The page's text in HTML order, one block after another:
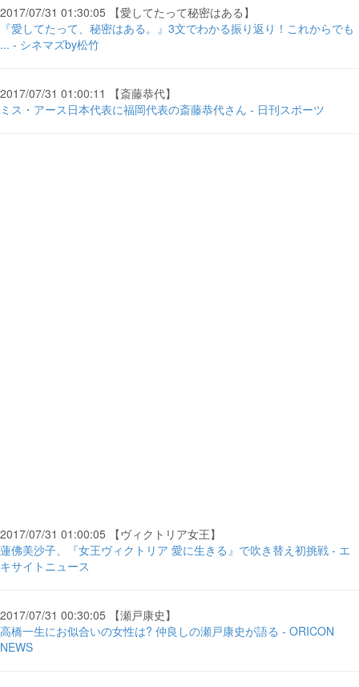
2017/07/31 01:30:05 【愛してたって秘密はある】
『愛してたって、秘密はある。』3文でわかる振り返り！これからでも
... - シネマズby松竹
2017/07/31 01:00:11 【斎藤恭代】
ミス・アース日本代表に福岡代表の斎藤恭代さん - 日刊スポーツ
2017/07/31 01:00:05 【ヴィクトリア女王】
蓮佛美沙子、『女王ヴィクトリア 愛に生きる』で吹き替え初挑戦 - エ
キサイトニュース
2017/07/31 00:30:05 【瀬戸康史】
高橋一生にお似合いの女性は? 仲良しの瀬戸康史が語る - ORICON
NEWS